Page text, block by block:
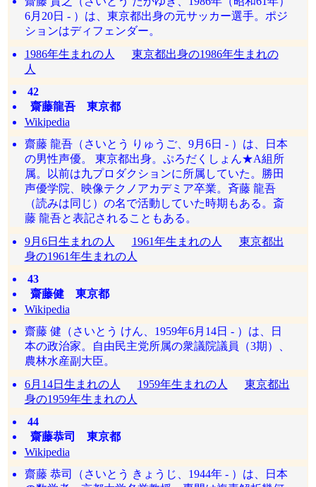
6月20日 - ）は、東京都出身の元サッカー選手。ポジ
ションはディフェンダー。
1986年生まれの人
東京都出身の1986年生まれの
人
42
齋藤龍吾 東京都
Wikipedia
齋藤 龍吾（さいとう りゅうご、9月6日 - ）は、日本
の男性声優。 東京都出身。ぷろだくしょん★A組所
属。以前は九プロダクションに所属していた。勝田
声優学院、映像テクノアカデミア卒業。斉藤 龍吾
（読みは同じ）の名で活動していた時期もある。斎
藤 龍吾と表記されることもある。
9月6日生まれの人
1961年生まれの人
東京都出
身の1961年生まれの人
43
齋藤健 東京都
Wikipedia
齋藤 健（さいとう けん、1959年6月14日 - ）は、日
本の政治家。自由民主党所属の衆議院議員（3期）、
農林水産副大臣。
6月14日生まれの人
1959年生まれの人
東京都出
身の1959年生まれの人
44
齋藤恭司 東京都
Wikipedia
齋藤 恭司（さいとう きょうじ、1944年 - ）は、日本